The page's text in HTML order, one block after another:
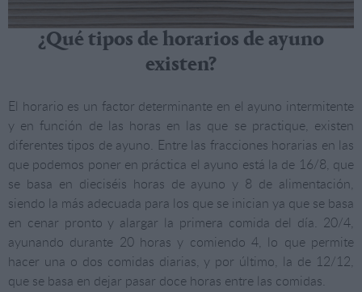
¿Qué tipos de horarios de ayuno
existen?
El horario es un factor determinante en el ayuno intermitente
y en función de las horas en las que se practique, existen
diferentes tipos de ayuno. Entre las fracciones horarias en las
que podemos poner en práctica el ayuno está la de 16/8, que
se basa en dieciséis horas de ayuno y 8 de alimentación,
siendo la más adecuada para los que se inician ya que se basa
en cenar pronto y alargar la primera comida del día. 20/4,
ayunando durante 20 horas y comiendo 4, lo que permite
hacer una o dos comidas diarias, y por último, la de 12/12,
que se basa en dejar pasar doce horas entre las comidas.